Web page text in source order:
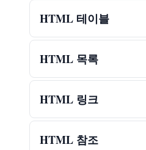
HTML 테이블
HTML 목록
HTML 링크
HTML 참조